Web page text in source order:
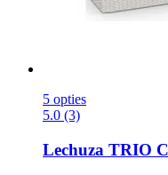
5 opties
5.0 (3)
Lechuza TRIO